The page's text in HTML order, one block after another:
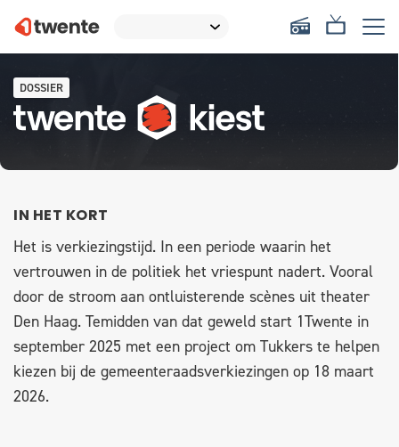
DOSSIER
IN HET KORT
Het is verkiezingstijd. In een periode waarin het
vertrouwen in de politiek het vriespunt nadert. Vooral
door de stroom aan ontluisterende scènes uit theater
Den Haag. Temidden van dat geweld start 1Twente in
september 2025 met een project om Tukkers te helpen
kiezen bij de gemeenteraadsverkiezingen op 18 maart
2026.